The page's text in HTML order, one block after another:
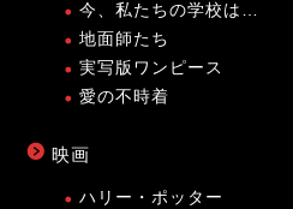
今、私たちの学校は…
地面師たち
実写版ワンピース
愛の不時着
映画
ハリー・ポッター